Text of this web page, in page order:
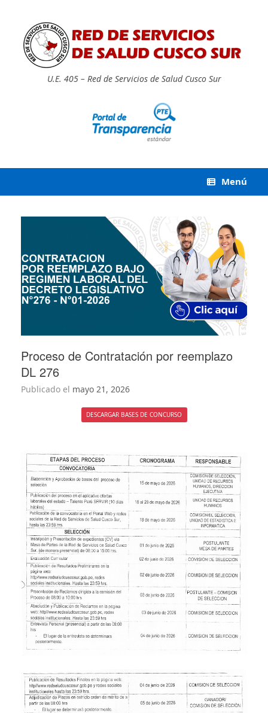
U.E. 405 – Red de Servicios de Salud Cusco Sur
Menú
Proceso de Contratación por reemplazo
DL 276
Publicado el mayo 21, 2026
DESCARGAR BASES DE CONCURSO